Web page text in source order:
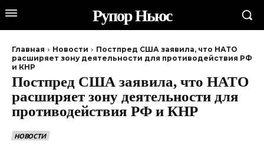
Рупор Ньюс
Главная Новости
Постпред США заявила, что НАТО
расширяет зону деятельности для противодействия РФ
и КНР
Постпред США заявила, что НАТО
расширяет зону деятельности для
противодействия РФ и КНР
НОВОСТИ